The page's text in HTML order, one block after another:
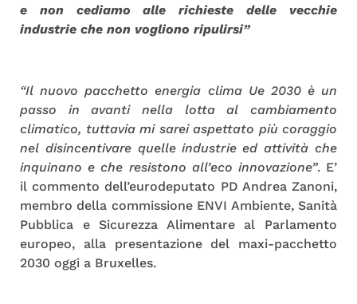
e non cediamo alle richieste delle vecchie
industrie che non vogliono ripulirsi”
“Il nuovo pacchetto energia clima Ue 2030 è un
passo in avanti nella lotta al cambiamento
climatico, tuttavia mi sarei aspettato più coraggio
nel disincentivare quelle industrie ed attività che
inquinano e che resistono all’eco innovazione”. E’
il commento dell’eurodeputato PD Andrea Zanoni,
membro della commissione ENVI Ambiente, Sanità
Pubblica e Sicurezza Alimentare al Parlamento
europeo, alla presentazione del maxi-pacchetto
2030 oggi a Bruxelles.